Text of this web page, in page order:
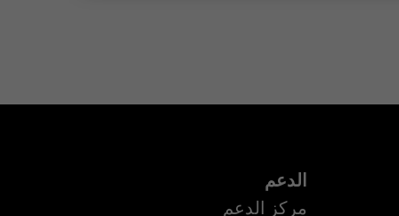
الدعم
مركز الدعم